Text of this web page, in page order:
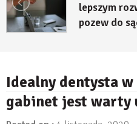
lepszym
pozew do
Idealny dentysta
gabinet jest warty